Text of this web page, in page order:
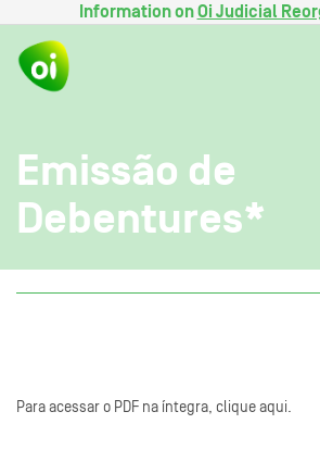
Information onOi Judicial
Emissão de
Debentures*
Para acessar o PDF na íntegra, clique aqui.